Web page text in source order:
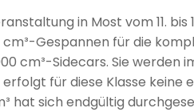
in Most vom 11. bis
Gespannen für die
cm³-Sidecars. Sie werden
für diese Klasse keine
hat sich endgültig